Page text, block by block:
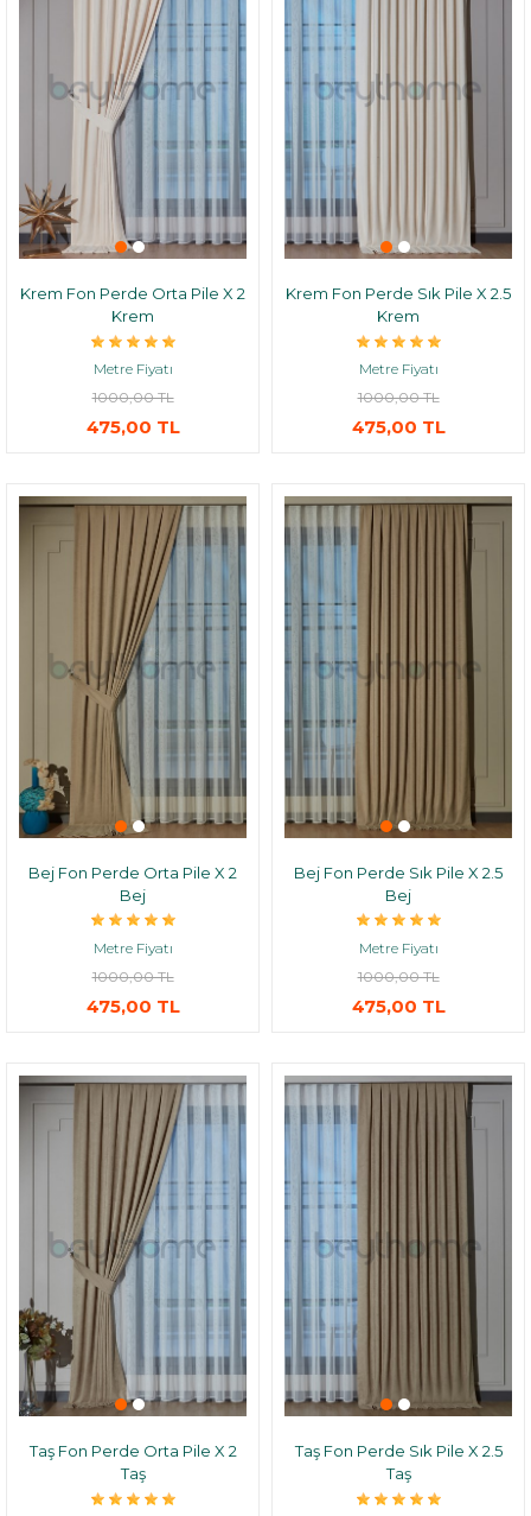
Krem Fon Perde Orta Pile X 2
Krem
Metre Fiyatı
1000,00 TL
475,00 TL
Krem Fon Perde Sık Pile X 2.5
Krem
Metre Fiyatı
1000,00 TL
475,00 TL
Bej Fon Perde Orta Pile X 2
Bej
Metre Fiyatı
1000,00 TL
475,00 TL
Bej Fon Perde Sık Pile X 2.5
Bej
Metre Fiyatı
1000,00 TL
475,00 TL
Taş Fon Perde Orta Pile X 2
Taş
Taş Fon Perde Sık Pile X 2.5
Taş